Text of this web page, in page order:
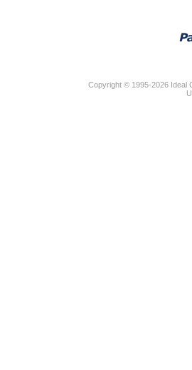
Copyright © 1995-2026 Ideal